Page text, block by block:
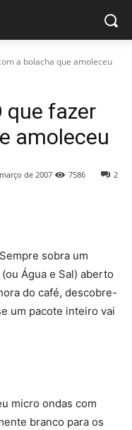
a bolacha que amoleceu
que fazer
amoleceu
de 2007 2
7586
sobra um
Água e Sal) aberto
do café, descobre-
um pacote inteiro vai
micro ondas com
branco para os